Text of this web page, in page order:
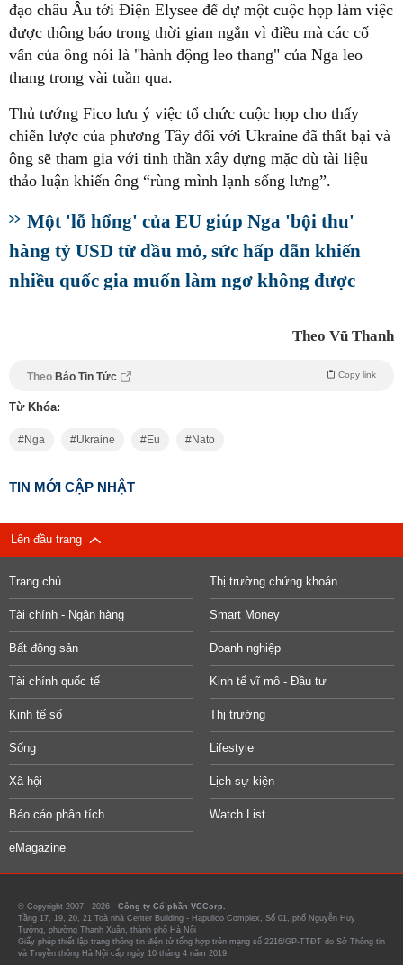
đạo châu Âu tới Điện Elysee để dự một cuộc họp làm việc
được thông báo trong thời gian ngắn vì điều mà các cố
vấn của ông nói là "hành động leo thang" của Nga leo
thang trong vài tuần qua.
Thủ tướng Fico lưu ý việc tổ chức cuộc họp cho thấy
chiến lược của phương Tây đối với Ukraine đã thất bại và
ông sẽ tham gia với tinh thần xây dựng mặc dù tài liệu
thảo luận khiến ông “rùng mình lạnh sống lưng”.
Một 'lỗ hổng' của EU giúp Nga 'bội thu'
hàng tỷ USD từ dầu mỏ, sức hấp dẫn khiến
nhiều quốc gia muốn làm ngơ không được
Theo Vũ Thanh
Theo Báo Tin Tức Copy link
Từ Khóa:
Nga Ukraine Eu Nato
TIN MỚI CẬP NHẬT
Lên đầu trang
Trang chủ Thị trường chứng khoán
Tài chính - Ngân hàng Smart Money
Bất động sản Doanh nghiệp
Tài chính quốc tế Kinh tế vĩ mô - Đầu tư
Kinh tế số Thị trường
Sống Lifestyle
Xã hội Lịch sự kiện
Báo cáo phân tích Watch List
eMagazine
© Copyright 2007 - 2026 - Công ty Cổ phần VCCorp.
Tầng 17, 19, 20, 21 Toà nhà Center Building - Hapulico Complex, Số 01, phố Nguyễn Huy
Tưởng, phường Thanh Xuân, thành phố Hà Nội
Giấy phép thiết lập trang thông tin điện tử tổng hợp trên mạng số 2216/GP-TTĐT do Sở Thông tin
và Truyền thông Hà Nội cấp ngày 10 tháng 4 năm 2019.